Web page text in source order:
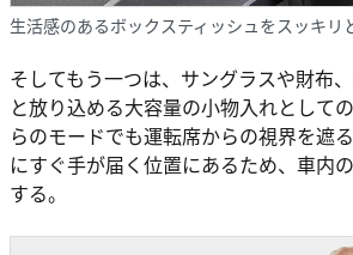
生活感のあるボックスティッシュをスッキリ
そしてもう一つは、サングラスや財布
と放り込める大容量の小物入れとして
らのモードでも運転席からの視界を遮
にすぐ手が届く位置にあるため、車内
する。